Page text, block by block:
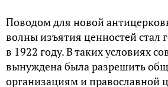
Поводом для новой
волны изъятия ценностей стал
в 1922 году. В таких условиях
вынуждена была разрешить
организациям и православной